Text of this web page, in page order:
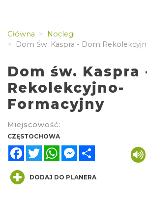
Główna
Noclegi
Dom Św. Kaspra - Dom
Dom św. Kaspra
Rekolekcyjno-
Formacyjny
Miejscowość:
CZĘSTOCHOWA
FacebookTwitterWhatsAppMessenger
DODAJ DO PLANERA